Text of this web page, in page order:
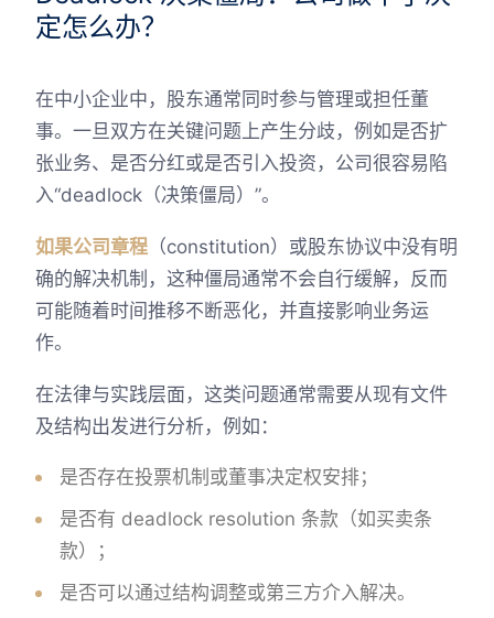
定怎么办？
在中小企业中，股东通常同时参与管理或担任董
事。一旦双方在关键问题上产生分歧，例如是否扩
张业务、是否分红或是否引入投资，公司很容易陷
入“deadlock（决策僵局）”。
如果公司章程 （constitution）或股东协议中没有明
确的解决机制，这种僵局通常不会自行缓解，反而
可能随着时间推移不断恶化，并直接影响业务运
作。
在法律与实践层面，这类问题通常需要从现有文件
及结构出发进行分析，例如：
是否存在投票机制或董事决定权安排；
是否有 deadlock resolution 条款（如买卖条
款）；
是否可以通过结构调整或第三方介入解决。